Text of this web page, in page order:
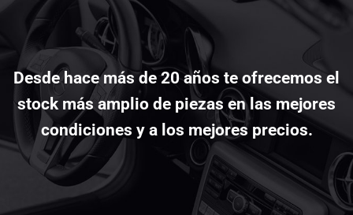
Desde hace más de 20 años te ofrecemos el
stock más amplio de piezas en las mejores
condiciones y a los mejores precios.